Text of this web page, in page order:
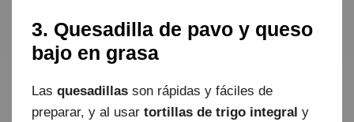
3. Quesadilla de pavo y queso
bajo en grasa
Las quesadillas son rápidas y fáciles de
preparar, y al usar tortillas de trigo integral y